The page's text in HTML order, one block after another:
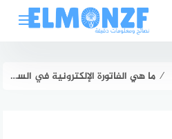
⁄ ما هي الفاتورة الإلكترونية في السعودية؟